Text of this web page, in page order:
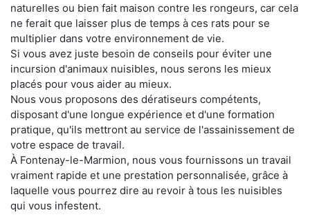
naturelles ou bien fait maison contre les rongeurs, car cela
ne ferait que laisser plus de temps à ces rats pour se
multiplier dans votre environnement de vie.
Si vous avez juste besoin de conseils pour éviter une
incursion d'animaux nuisibles, nous serons les mieux
placés pour vous aider au mieux.
Nous vous proposons des dératiseurs compétents,
disposant d'une longue expérience et d'une formation
pratique, qu'ils mettront au service de l'assainissement de
votre espace de travail.
À Fontenay-le-Marmion, nous vous fournissons un travail
vraiment rapide et une prestation personnalisée, grâce à
laquelle vous pourrez dire au revoir à tous les nuisibles
qui vous infestent.